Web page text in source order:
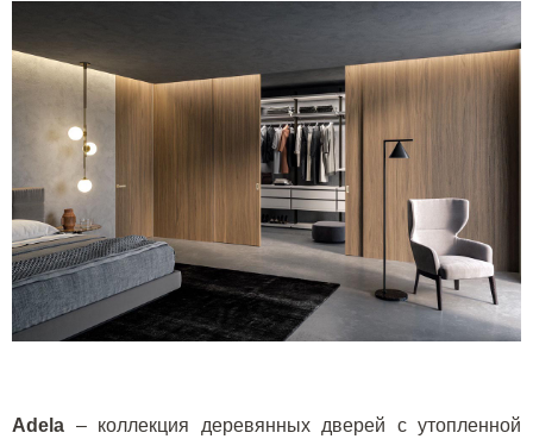
Adela – коллекция деревянных дверей с утопленной